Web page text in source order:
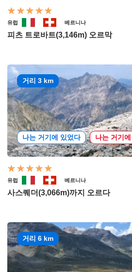
유럽 베르니나
피츠 트로바트(3,146m) 오르막
거리 3 km
나는 거기에 있었다 나는 거기
유럽 베르니나
사스퀘더(3,066m)까지 오르다
거리 6 km